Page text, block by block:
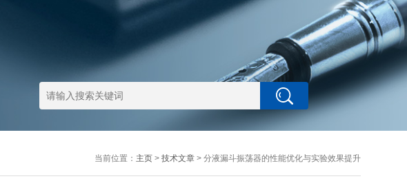
当前位置： 主页> 技术文章> 分液漏斗振荡器的性能优化与实验效果提升